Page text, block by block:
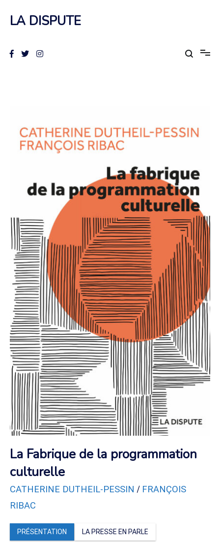
contenu
LA DISPUTE
La Fabrique de la programmation
culturelle
CATHERINE DUTHEIL-PESSIN / FRANÇOIS
RIBAC
PRÉSENTATION LA PRESSE EN PARLE